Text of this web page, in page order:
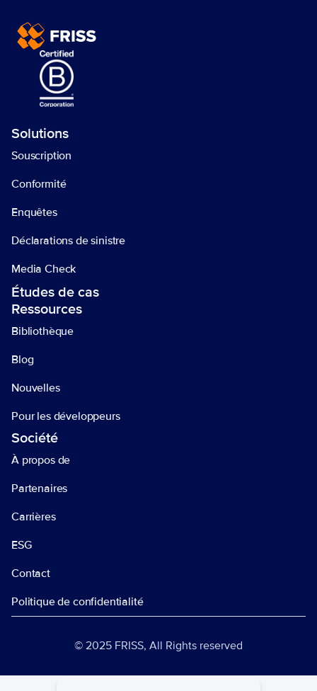
Solutions
Souscription
Conformité
Enquêtes
Déclarations de sinistre
Media Check
Études de cas
Ressources
Bibliothèque
Blog
Nouvelles
Pour les développeurs
Société
À propos de
Partenaires
Carrières
ESG
Contact
Politique de confidentialité
© 2025 FRISS, All Rights reserved